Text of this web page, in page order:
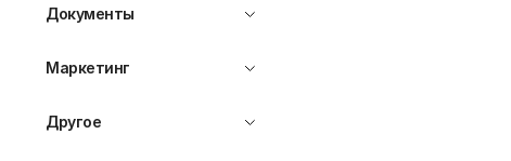
Документы
Маркетинг
Другое